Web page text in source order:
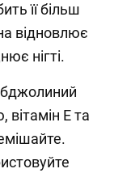
її більш
відновлює
нігті.
бджолиний
вітамін Е та